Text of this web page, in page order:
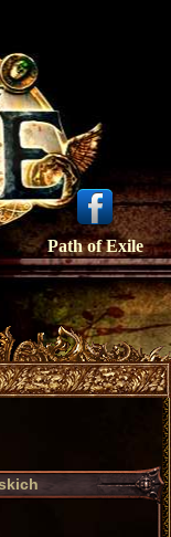
Path of Exile